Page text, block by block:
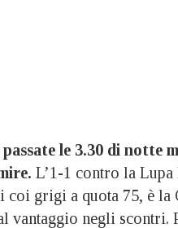
passate le 3.30 di notte
L’1-1 contro la
coi grigi a quota 75, è la
vantaggio negli scontri.